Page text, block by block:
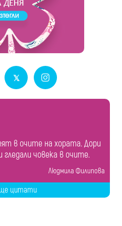
в очите на хората. Дори
човека в очите.
Людмила Филипова
цитати